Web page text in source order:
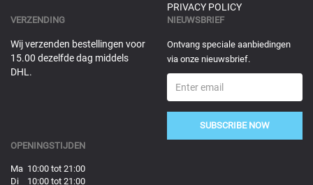
PRIVACY POLICY
VERZENDING
Wij verzenden bestellingen voor
15.00 dezelfde dag middels
DHL.
NIEUWSBRIEF
Ontvang speciale aanbiedingen
via onze nieuwsbrief.
SUBSCRIBE NOW
OPENINGSTIJDEN
Ma 10:00 tot 21:00
Di 10:00 tot 21:00